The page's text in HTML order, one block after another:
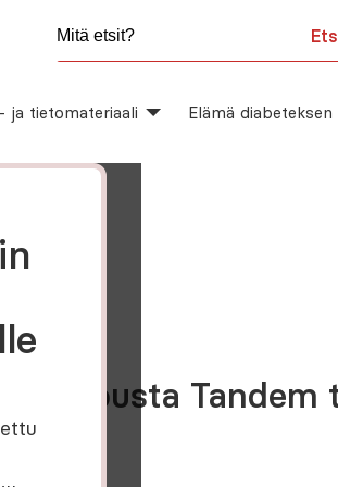
ja tietomateriaali Elämä diabeteksen